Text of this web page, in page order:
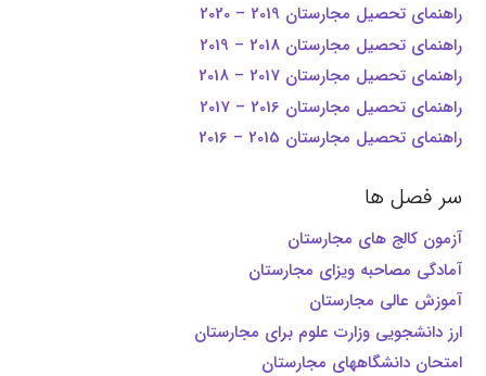
راهنمای تحصیل مجارستان 2019 – 2020
راهنمای تحصیل مجارستان 2018 – 2019
راهنمای تحصیل مجارستان 2017 – 2018
راهنمای تحصیل مجارستان 2016 – 2017
راهنمای تحصیل مجارستان 2015 – 2016
سر فصل ها
آزمون کالج های مجارستان
آمادگی مصاحبه ویزای مجارستان
آموزش عالی مجارستان
ارز دانشجویی وزارت علوم برای مجارستان
امتحان دانشگاههای مجارستان